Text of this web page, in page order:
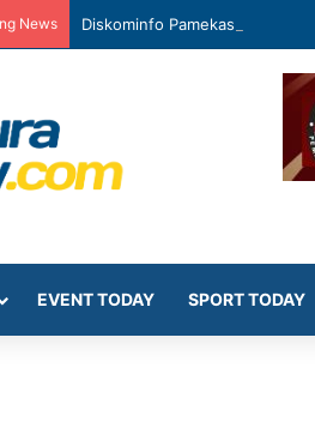
News Diskominfo Pamekasan Latih
EVENT TODAY SPORT TODAY